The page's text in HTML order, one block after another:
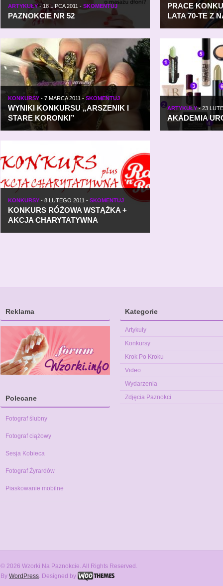
ARTYKUŁY-18 LIPCA 2011 - SKOMENTUJ
PAZNOKCIE NR 52
PRACE
LATA 70-TE Z
KONKURSY - 7 MARCA 2011 - SKOMENTUJ
WYNIKI KONKURSU „ARSZENIK I
STARE KORONKI”
ARTYKUŁY-23
AKADEMIA
KONKURSY - 8 LUTEGO 2011 - SKOMENTUJ
KONKURS RÓŻOWA WSTĄŻKA +
AKCJA CHARYTATYWNA
Reklama
Polecane
Fotograf ślubny
Fotograf ciążowy
Sesja Kobieca
Fotograf Żyrardów
Piaskowanie mobilne
Kategorie
Artykuły
Konkursy
Krok Po Kroku
Video
Wydarzenia
Zdjęcia Paznokci
© 2026 Wzorki Na Paznokcie. All Rights Reserved.
By WordPress. Designed by